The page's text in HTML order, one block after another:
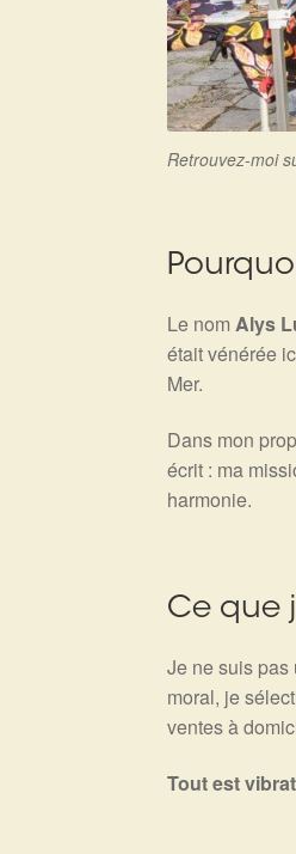
Retrouvez-moi
Le nomAlys
était vénérée
Mer.
Dans mon
écrit : ma
harmonie.
Ce que
Je ne suis pas
moral, je
ventes à
Tout est